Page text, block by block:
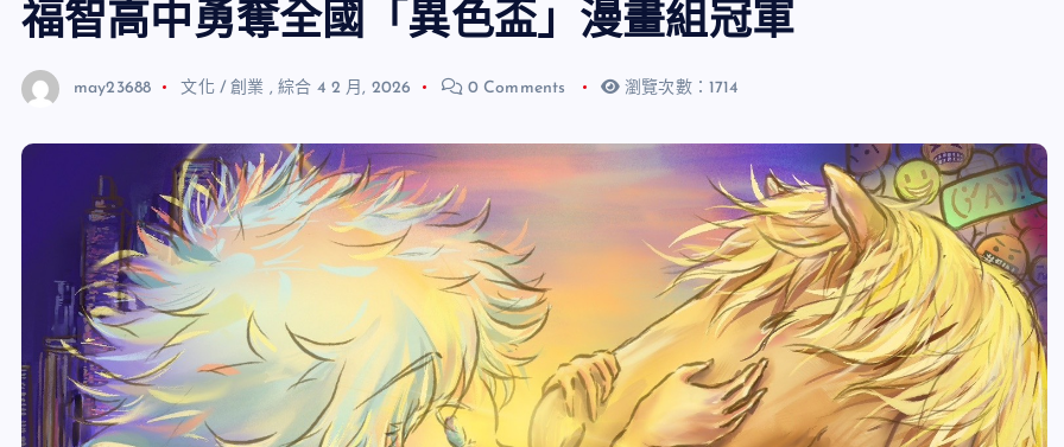
福智高中勇奪全國「異色盃」漫畫組冠軍
may23688 文化 / 創業 ,綜合 4 2 月, 2026 0 Comments 瀏覽次數：1714